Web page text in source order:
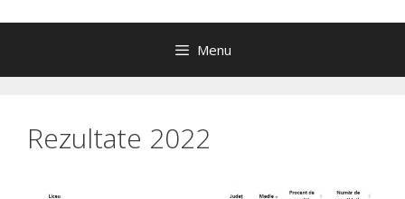
Menu
Rezultate 2022